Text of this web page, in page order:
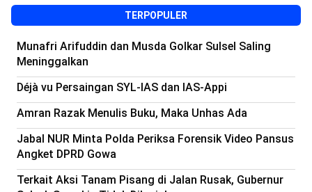
TERPOPULER
Munafri Arifuddin dan Musda Golkar Sulsel Saling
Meninggalkan
Déjà vu Persaingan SYL-IAS dan IAS-Appi
Amran Razak Menulis Buku, Maka Unhas Ada
Jabal NUR Minta Polda Periksa Forensik Video Pansus
Angket DPRD Gowa
Terkait Aksi Tanam Pisang di Jalan Rusak, Gubernur